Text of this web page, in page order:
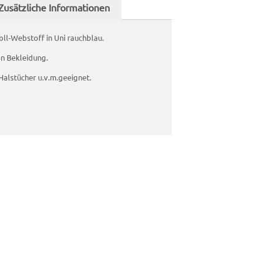
Informationen
Webstoff in Uni rauchblau.
Bekleidung.
u.v.m.geeignet.